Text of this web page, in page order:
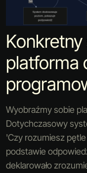
platforma
Wyobraźmy sobie
Dotychczasowy
'Czy rozumiesz
podstawie
deklarowało